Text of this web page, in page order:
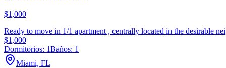
$1,000
Ready to move in 1/1 apartment , centrally located in the desirable
$1,000
Dormitorios: 1Baños: 1
Miami, FL